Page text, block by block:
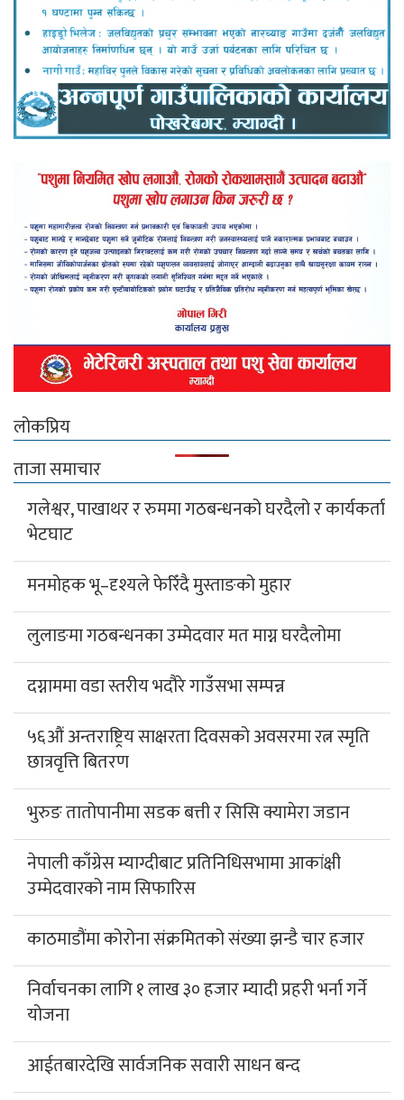
लोकप्रिय
ताजा समाचार
गलेश्वर, पाखाथर र रुममा गठबन्धनको घरदैलो र कार्यकर्ता
भेटघाट
मनमोहक भू–दृश्यले फेरिँदै मुस्ताङको मुहार
लुलाङमा गठबन्धनका उम्मेदवार मत माग्न घरदैलोमा
दग्नाममा वडा स्तरीय भदौरे गाउँसभा सम्पन्न
५६औं अन्तराष्ट्रिय साक्षरता दिवसको अवसरमा रत्न स्मृति
छात्रवृत्ति बितरण
भुरुङ तातोपानीमा सडक बत्ती र सिसि क्यामेरा जडान
नेपाली काँग्रेस म्याग्दीबाट प्रतिनिधिसभामा आकांक्षी
उम्मेदवारको नाम सिफारिस
काठमाडौंमा कोरोना संक्रमितको संख्या झन्डै चार हजार
निर्वाचनका लागि १ लाख ३० हजार म्यादी प्रहरी भर्ना गर्ने
योजना
आईतबारदेखि सार्वजनिक सवारी साधन बन्द